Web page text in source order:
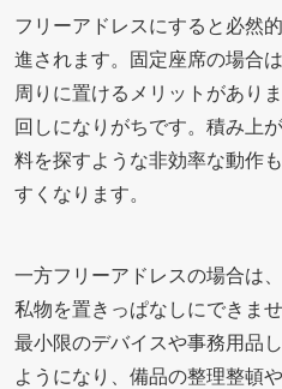
フリーアドレスにすると必然
進されます。固定座席の場合
周りに置けるメリットがあり
回しになりがちです。積み上
料を探すような非効率な動作
すくなります。
一方フリーアドレスの場合は
私物を置きっぱなしにできま
最小限のデバイスや事務用品
ようになり、備品の整理整頓